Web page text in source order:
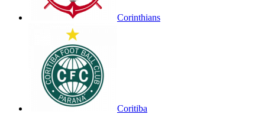
Corinthians
Coritiba